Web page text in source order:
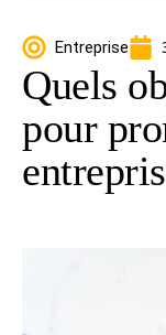
Entreprise
Quels
pour